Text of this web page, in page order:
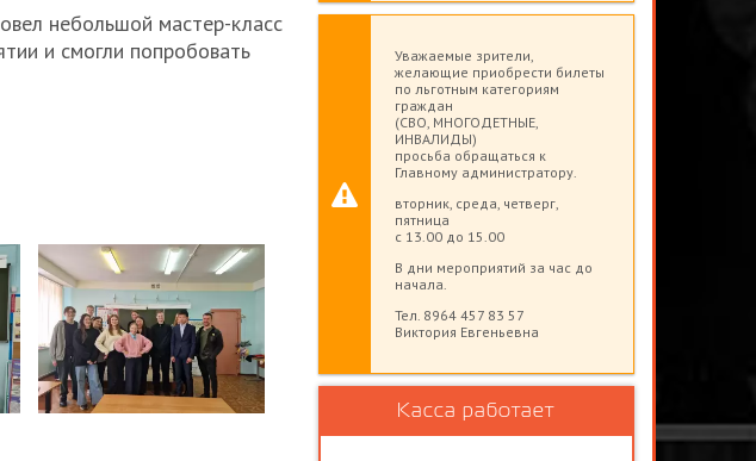
небольшой мастер-класс
и смогли попробовать
Уважаемые зрители,
желающие приобрести билеты
по льготным категориям
граждан
(СВО, МНОГОДЕТНЫЕ,
ИНВАЛИДЫ)
просьба обращаться к
Главному администратору.
вторник, среда, четверг,
пятница
с 13.00 до 15.00
В дни мероприятий за час до
начала.
Тел. 8964 457 83 57
Виктория Евгеньевна
Касса работает